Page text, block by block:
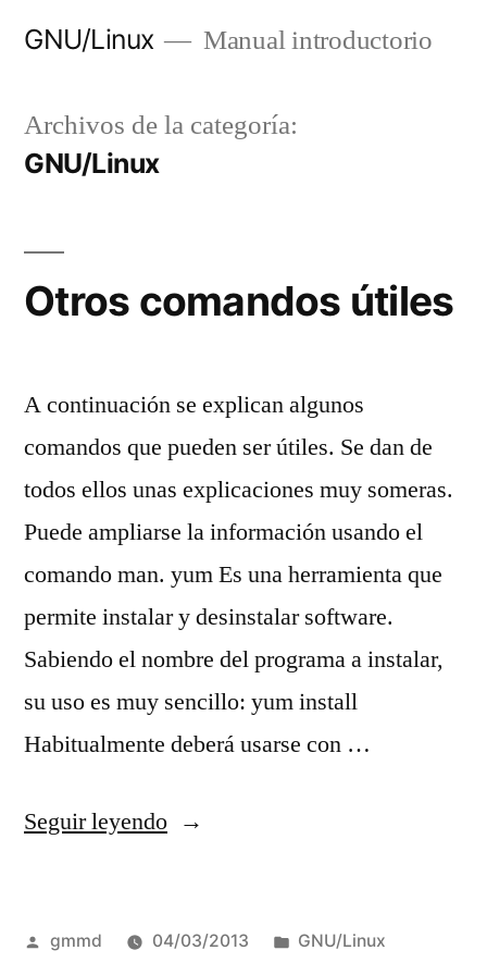
GNU/Linux Manual introductorio
Archivos de la categoría:
GNU/Linux
Otros comandos útiles
A continuación se explican algunos
comandos que pueden ser útiles. Se dan de
todos ellos unas explicaciones muy someras.
Puede ampliarse la información usando el
comando man. yum Es una herramienta que
permite instalar y desinstalar software.
Sabiendo el nombre del programa a instalar,
su uso es muy sencillo: yum install
Habitualmente deberá usarse con …
Seguir leyendo«Otros
Publicado
gmmd 04/03/2013
Publicado
GNU/Linux